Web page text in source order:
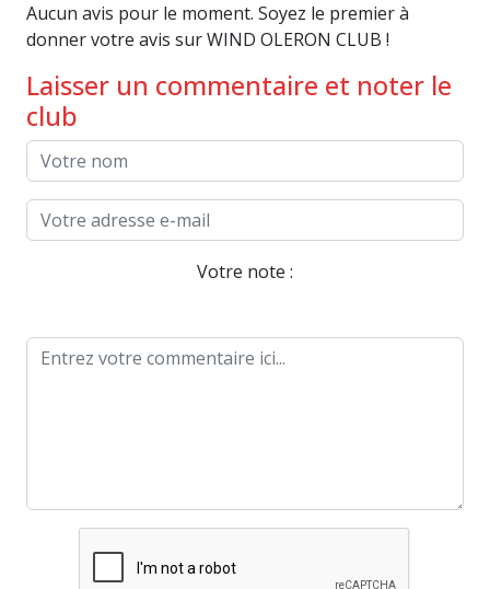
Aucun avis pour le moment. Soyez le premier à
donner votre avis sur WIND OLERON CLUB !
Laisser un commentaire et noter le
club
Votre note :